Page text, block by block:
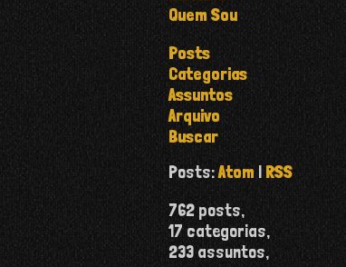
Quem Sou
Posts
Categorias
Assuntos
Arquivo
Buscar
Posts:Atom | RSS
762posts,
17 categorias,
233assuntos,